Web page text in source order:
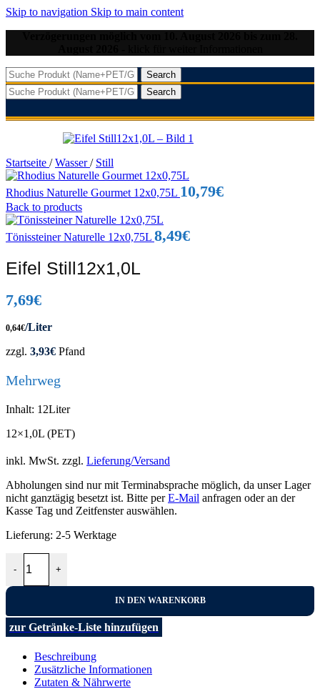
Skip to navigation Skip to main content
Search
Search
Startseite / Wasser/ Still
Rhodius Naturelle Gourmet 12x0,75L 10,79€
Back to products
Tönissteiner Naturelle 12x0,75L 8,49€
Eifel Still12x1,0L
7,69€
0,64€/Liter
zzgl. 3,93€ Pfand
Mehrweg
Inhalt: 12Liter
12×1,0L (PET)
inkl. MwSt. zzgl. Lieferung/Versand
Abholungen sind nur mit Terminabsprache möglich, da unser Lager
nicht ganztägig besetzt ist. Bitte perE-Mail anfragen oder an der
Kasse Tag und Zeitfenster auswählen.
Lieferung: 2-5 Werktage
- +
IN DEN WARENKORB
zur Getränke-Liste hinzufügen
Beschreibung
Zusätzliche Informationen
Zutaten & Nährwerte